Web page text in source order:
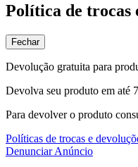
Política de trocas
Fechar
Devolução gratuita para
Devolva seu produto em até
Para devolver o produto
Políticas de trocas e
Denunciar Anúncio